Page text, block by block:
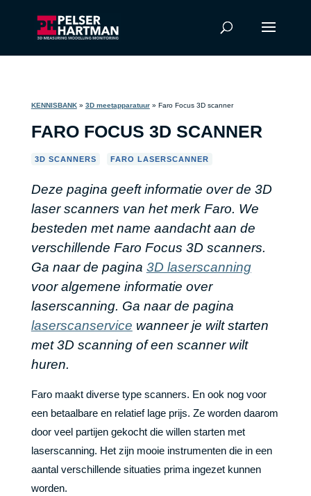
KENNISBANK» 3D meetapparatuur» Faro Focus 3D scanner
FARO FOCUS 3D SCANNER
3D SCANNERS FARO LASERSCANNER
Deze pagina geeft informatie over de 3D
laser scanners van het merk Faro. We
besteden met name aandacht aan de
verschillende Faro Focus 3D scanners.
Ga naar de pagina 3D laserscanning
voor algemene informatie over
laserscanning. Ga naar de pagina
laserscanservice wanneer je wilt starten
met 3D scanning of een scanner wilt
huren.
Faro maakt diverse type scanners. En ook nog voor
een betaalbare en relatief lage prijs. Ze worden daarom
door veel partijen gekocht die willen starten met
laserscanning. Het zijn mooie instrumenten die in een
aantal verschillende situaties prima ingezet kunnen
worden.